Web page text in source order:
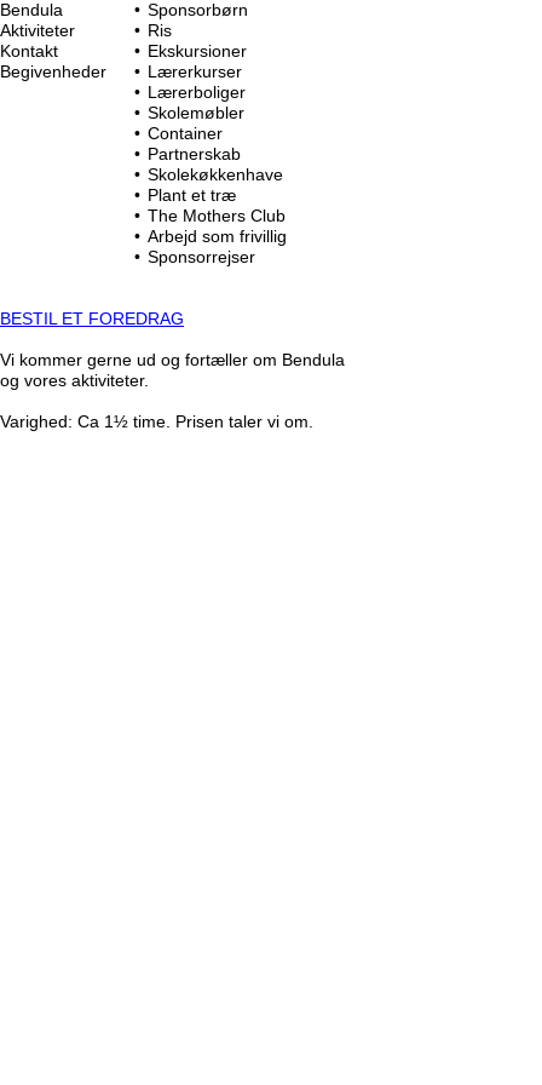
Bendula
Aktiviteter
Kontakt
Begivenheder
Sponsorbørn
Ris
Ekskursioner
Lærerkurser
Lærerboliger
Skolemøbler
Container
Partnerskab
Skolekøkkenhave
Plant et træ
The Mothers Club
Arbejd som frivillig
Sponsorrejser
BESTIL ET FOREDRAG
Vi kommer gerne ud og fortæller om Bendula
og vores aktiviteter.
Varighed: Ca 1½ time. Prisen taler vi om.